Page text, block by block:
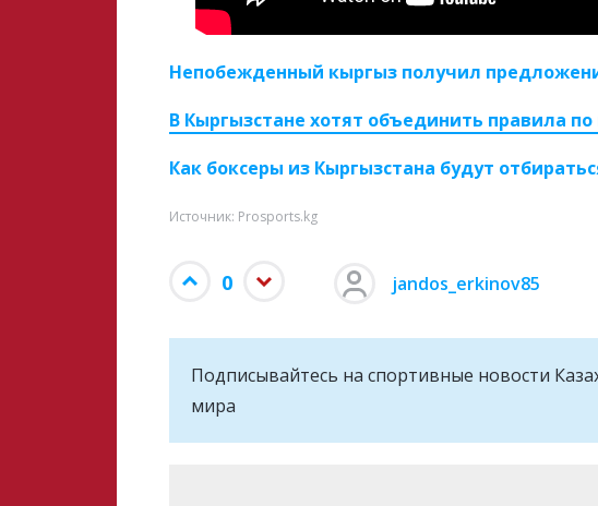
Непобежденный кыргыз получил
В Кыргызстане хотят объединить правила по
Как боксеры из Кыргызстана будут
Источник: Prosports.kg
0 jandos_erkinov85
Подписывайтесь на cпортивные новости
мира